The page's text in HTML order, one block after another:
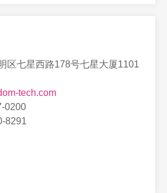
区七星西路178号七星大厦1101
tech.com
0200
8291